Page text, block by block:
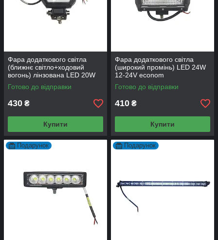
Фара додаткового світла
(ближнє світло+ходовий
вогонь) лінзована LED 20W
12-24V
Готово до відправки
430 ₴
Купити
Фара додаткового світла
(широкий промінь) LED 24W
12-24V econom
Готово до відправки
410 ₴
Купити
Подарунок Подарунок